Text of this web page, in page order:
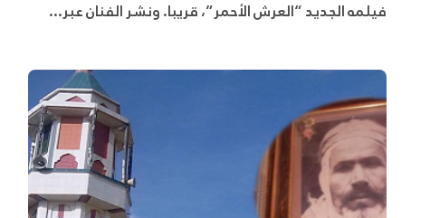
فيلمه الجديد “العرش الأحمر”، قريبا. ونشر الفنان عبر...